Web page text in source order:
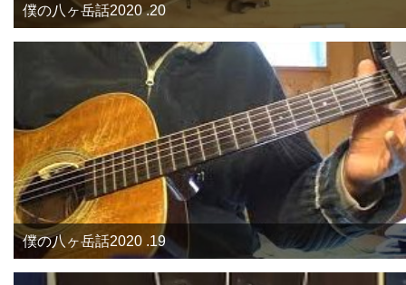
僕の八ヶ岳話2020 .20
僕の八ヶ岳話2020 .19